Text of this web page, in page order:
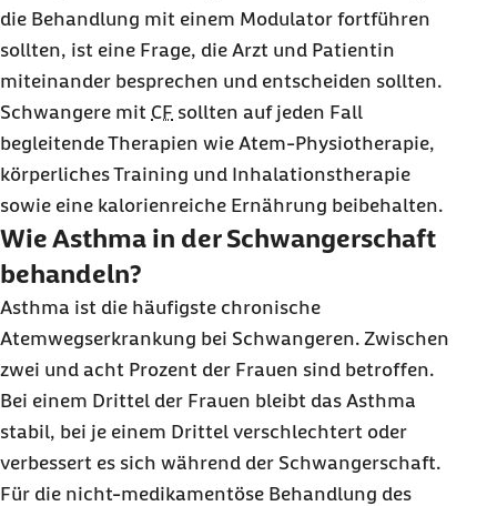
die Behandlung mit einem Modulator fortführen
sollten, ist eine Frage, die Arzt und Patientin
miteinander besprechen und entscheiden sollten.
Schwangere mit CF sollten auf jeden Fall
begleitende Therapien wie Atem-Physiotherapie,
körperliches Training und Inhalationstherapie
sowie eine kalorienreiche Ernährung beibehalten.
Wie Asthma in der Schwangerschaft
behandeln?
Asthma ist die häufigste chronische
Atemwegserkrankung bei Schwangeren. Zwischen
zwei und acht Prozent der Frauen sind betroffen.
Bei einem Drittel der Frauen bleibt das Asthma
stabil, bei je einem Drittel verschlechtert oder
verbessert es sich während der Schwangerschaft.
Für die nicht-medikamentöse Behandlung des